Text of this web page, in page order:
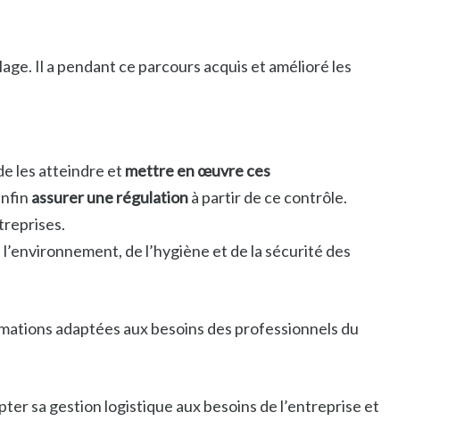
Il a pendant ce parcours acquis et amélioré les
les atteindre et mettre en œuvre ces
assurer une régulationà partir de ce contrôle.
de l’hygiène et de la sécurité des
adaptées aux besoins des professionnels du
sa gestion logistique aux besoins de l’entreprise et